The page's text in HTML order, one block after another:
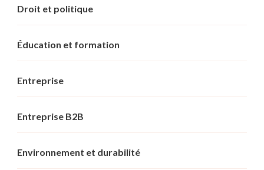
Droit et politique
Éducation et formation
Entreprise
Entreprise B2B
Environnement et durabilité